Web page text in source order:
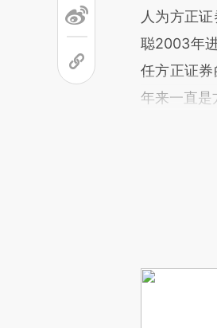
人为方正
聪2003年
任方正证
年来一直是